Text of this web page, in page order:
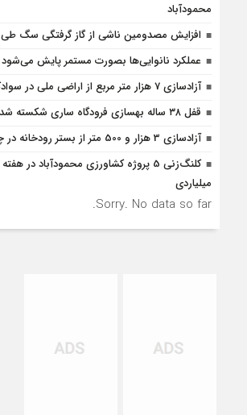
محمودآباد
افزایش مصدومین ناشی از گاز گرفتگی سگ طی ۳ ماه امسال
عملکرد نانوایی‌ها بصورت مستمر پایش می‌شود
آزادسازی 7 هزار متر مربع از اراضی ملی در سوادکوه
قفل ۳۸ ساله بهسازی فرودگاه ساری شکسته شد
آزادسازی 3 هزار و 500 متر از بستر رودخانه در چالوس
میلیاردی
Sorry. No data so far.